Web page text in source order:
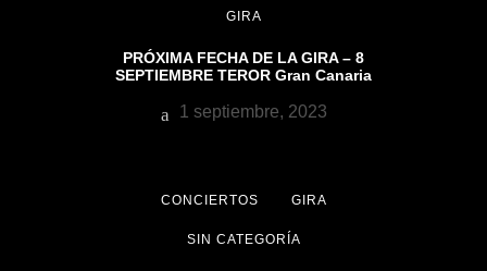
GIRA
PRÓXIMA FECHA DE LA GIRA – 8
SEPTIEMBRE TEROR Gran Canaria
1 septiembre, 2023
CONCIERTOS GIRA
SIN CATEGORÍA